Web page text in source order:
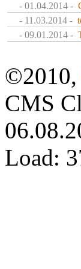
- 01.04.2014 -
- 11.03.2014 -
- 09.01.2014 -
©2010,
CMS
Load: